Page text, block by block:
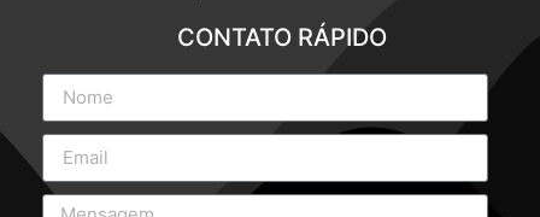
CONTATO RÁPIDO